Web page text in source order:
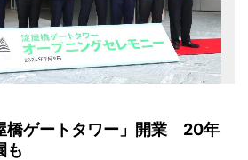
橋ゲートタワー」開業 20年
も